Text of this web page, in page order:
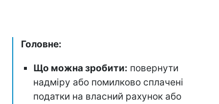
Головне:
Що можна зробити: повернути
надміру або помилково сплачені
податки на власний рахунок або